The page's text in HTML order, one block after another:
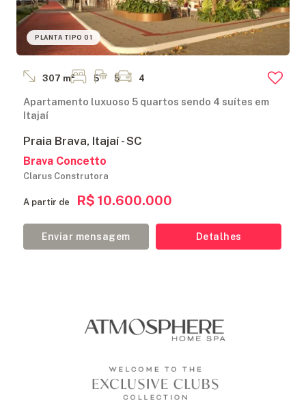
PLANTA TIPO 01
307 m² 5 5 4
Apartamento luxuoso 5 quartos sendo 4 suítes em
Itajaí
Praia Brava, Itajaí - SC
Brava Concetto
Clarus Construtora
A partir de R$ 10.600.000
Enviar mensagem Detalhes